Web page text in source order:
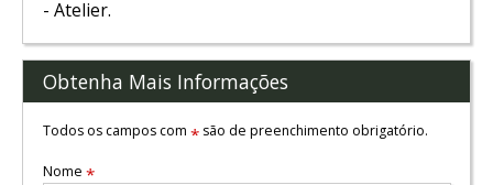
- Atelier.
Obtenha Mais Informações
Todos os campos com *são de preenchimento obrigatório.
Nome *